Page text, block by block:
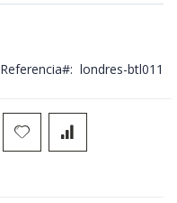
Referencia londres-btl011